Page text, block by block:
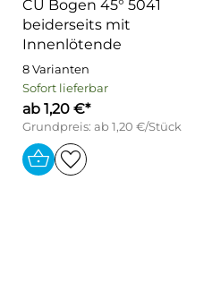
CU Bogen 45° 5041
beiderseits mit
Innenlötende
8 Varianten
Sofort lieferbar
ab 1,20 €*
Grundpreis: ab 1,20 €/Stück